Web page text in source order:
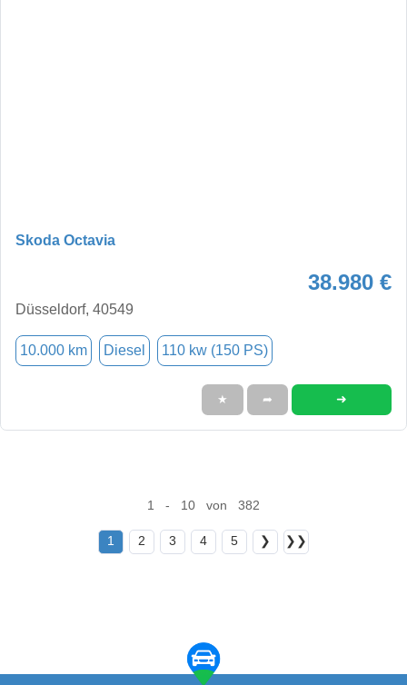
Skoda Octavia
38.980 €
Düsseldorf, 40549
10.000 km Diesel 110 kw (150 PS)
★ ➦ ➜
1 - 10 von 382
1 2 3 4 5 ❯ ❯❯